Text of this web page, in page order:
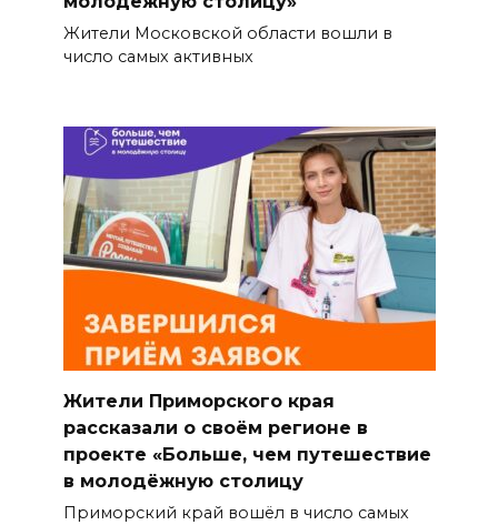
Жители Московской области вошли в
число самых активных
Жители Приморского края
рассказали о своём регионе в
проекте «Больше, чем путешествие
в молодёжную столицу
Приморский край вошёл в число самых